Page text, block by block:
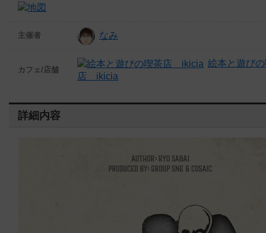
主催者 なみ
カフェ/店舗
絵本と遊び
店 ikicia
詳細内容